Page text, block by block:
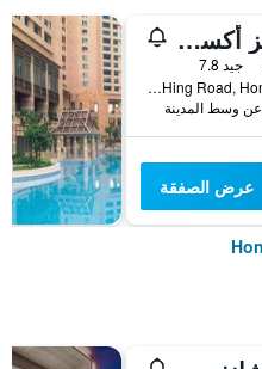
هوتل إيز أكسيس تسين وان
جيد 7.8
12 Ka Hing Road, Hong Kong, هونغ كونغ
عرض الصفقة